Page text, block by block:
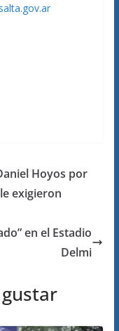
Hoyos por
exigieron
en el Estadio
Delmi